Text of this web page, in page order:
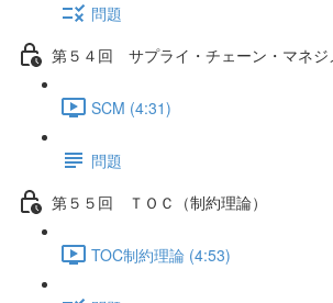
問題
第５４回 サプライ・チェーン・マネジ
SCM (4:31)
問題
第５５回 ＴＯＣ（制約理論）
TOC制約理論 (4:53)